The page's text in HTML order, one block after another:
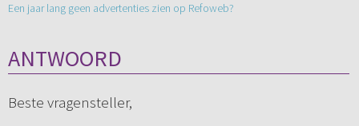
Een jaar lang geen advertenties zien op Refoweb?
ANTWOORD
Beste vragensteller,